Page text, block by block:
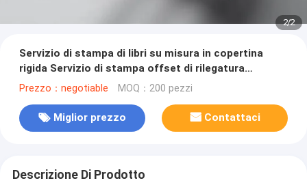
2/2
Servizio di stampa di libri su misura in copertina
rigida Servizio di stampa offset di rilegatura
perfetta
Prezzo：negotiable MOQ：200 pezzi
Miglior prezzo Contattaci
Descrizione Di Prodotto